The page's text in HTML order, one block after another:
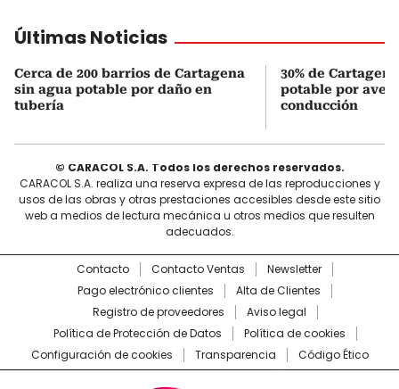
Últimas Noticias
Cerca de 200 barrios de Cartagena
sin agua potable por daño en
tubería
30% de
potable por
conducción
© CARACOL S.A. Todos los derechos reservados.
CARACOL S.A. realiza una reserva expresa de las reproducciones y
usos de las obras y otras prestaciones accesibles desde este sitio
web a medios de lectura mecánica u otros medios que resulten
adecuados.
Contacto Contacto Ventas
Newsletter
Pago electrónico clientes
Alta de Clientes
Registro de proveedores
Aviso legal
Política de Protección de Datos
Política de cookies
Configuración de cookies
Transparencia Código Ético